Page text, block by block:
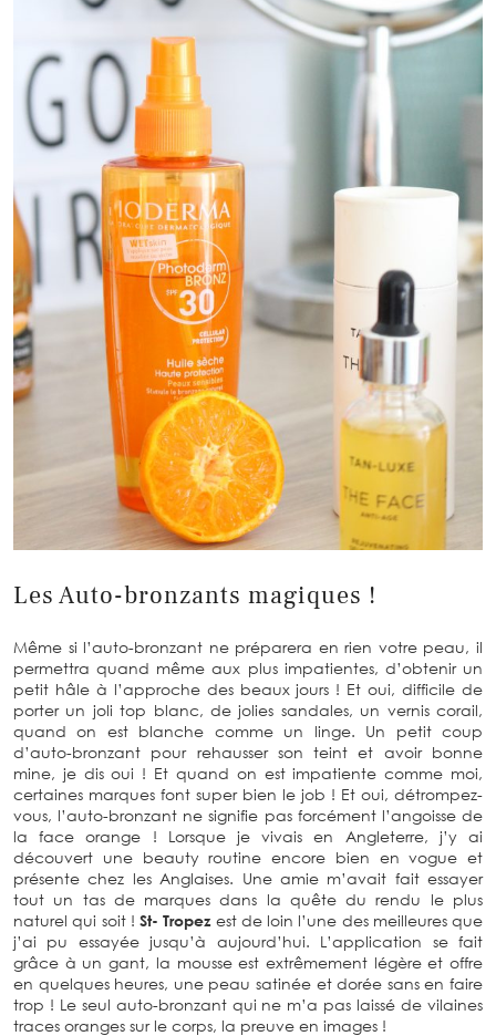
Les Auto-bronzants magiques !
Même si l’auto-bronzant ne préparera en rien votre peau, il
permettra quand même aux plus impatientes, d’obtenir un
petit hâle à l’approche des beaux jours ! Et oui, difficile de
porter un joli top blanc, de jolies sandales, un vernis corail,
quand on est blanche comme un linge. Un petit coup
d’auto-bronzant pour rehausser son teint et avoir bonne
mine, je dis oui ! Et quand on est impatiente comme moi,
certaines marques font super bien le job ! Et oui, détrompez-
vous, l’auto-bronzant ne signifie pas forcément l’angoisse de
la face orange ! Lorsque je vivais en Angleterre, j’y ai
découvert une beauty routine encore bien en vogue et
présente chez les Anglaises. Une amie m’avait fait essayer
tout un tas de marques dans la quête du rendu le plus
naturel qui soit ! St- Tropezest de loin l’une des meilleures que
j’ai pu essayée jusqu’à aujourd’hui. L’application se fait
grâce à un gant, la mousse est extrêmement légère et offre
en quelques heures, une peau satinée et dorée sans en faire
trop ! Le seul auto-bronzant qui ne m’a pas laissé de vilaines
traces oranges sur le corps, la preuve en images !